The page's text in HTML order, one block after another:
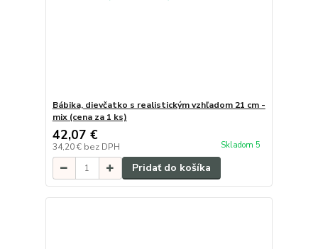
Bábika, dievčatko s realistickým vzhľadom 21 cm -
mix (cena za 1 ks)
42,07 €
34,20 € bez DPH Skladom 5
Pridať do košíka